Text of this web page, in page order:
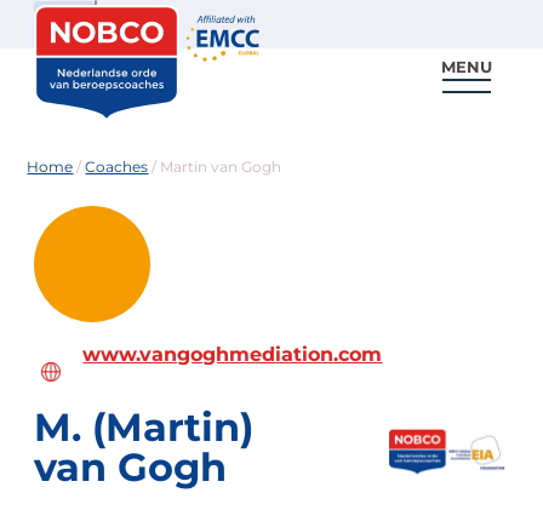
Zoeken
MENU
Home /Coaches / Martin van Gogh
www.vangoghmediation.com
M. (Martin)
van Gogh